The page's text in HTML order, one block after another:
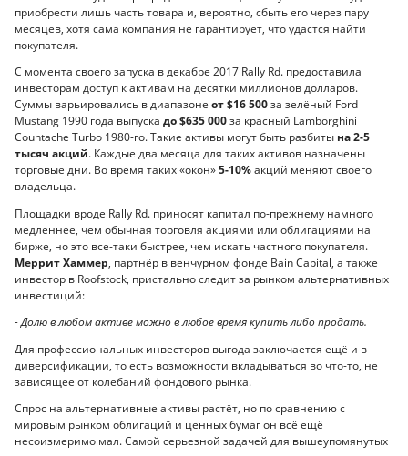
приобрести лишь часть товара и, вероятно, сбыть его через пару
месяцев, хотя сама компания не гарантирует, что удастся найти
покупателя.
С момента своего запуска в декабре 2017 Rally Rd. предоставила
инвесторам доступ к активам на десятки миллионов долларов.
Суммы варьировались в диапазоне от $16 500за зелёный Ford
Mustang 1990 года выпуска до $635 000за красный Lamborghini
Countache Turbo 1980-го. Такие активы могут быть разбиты на 2-5
тысяч акций. Каждые два месяца для таких активов назначены
торговые дни. Во время таких «окон»5-10%акций меняют своего
владельца.
Площадки вроде Rally Rd. приносят капитал по-прежнему намного
медленнее, чем обычная торговля акциями или облигациями на
бирже, но это все-таки быстрее, чем искать частного покупателя.
Меррит Хаммер, партнёр в венчурном фонде Bain Capital, а также
инвестор в Roofstock, пристально следит за рынком альтернативных
инвестиций:
- Долю в любом активе можно в любое время купить либо продать.
Для профессиональных инвесторов выгода заключается ещё и в
диверсификации, то есть возможности вкладываться во что-то, не
зависящее от колебаний фондового рынка.
Спрос на альтернативные активы растёт, но по сравнению с
мировым рынком облигаций и ценных бумаг он всё ещё
несоизмеримо мал. Самой серьезной задачей для вышеупомянутых